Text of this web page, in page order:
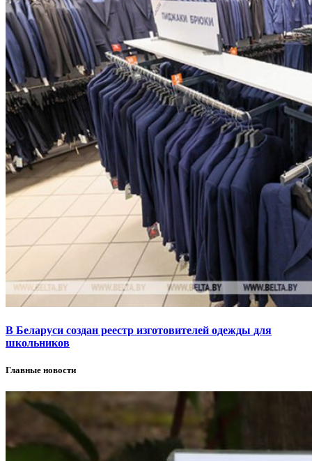
В Беларуси создан реестр изготовителей одежды для
школьников
Главные новости